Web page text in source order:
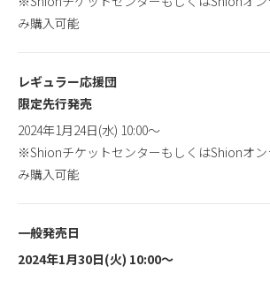
み購入可能
レギュラー応援団
限定先行発売
2024年1月24日(水) 10:00〜
※ShionチケットセンターもしくはShionオ
み購入可能
一般発売日
2024年1月30日(火) 10:00〜